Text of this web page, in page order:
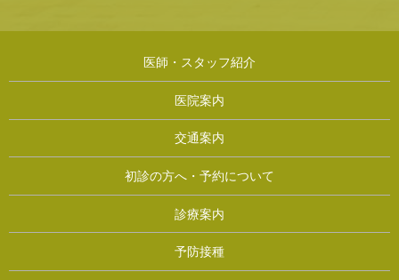
医師・スタッフ紹介
医院案内
交通案内
初診の方へ・予約について
診療案内
予防接種